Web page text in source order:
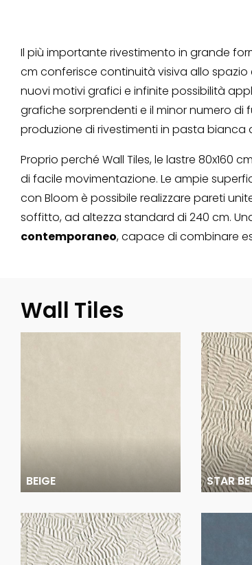
Il più importante rivestimento in grande
cm conferisce continuità visiva allo
nuovi motivi grafici e infinite possibilità
grafiche sorprendenti e il minor numero di
produzione di rivestimenti in pasta bianca
Proprio perché Wall Tiles, le lastre 80x160
di facile movimentazione. Le ampie
con Bloom è possibile realizzare pareti
soffitto, ad altezza standard di 240 cm.
contemporaneo, capace di combinare
Wall Tiles
BEIGE STAR